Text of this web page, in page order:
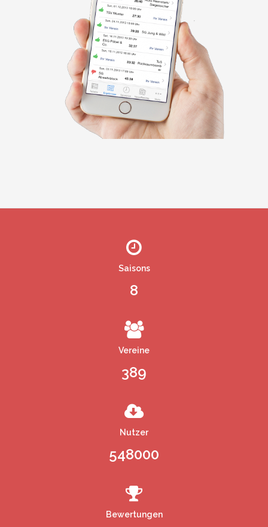
Saisons
8
Vereine
389
Nutzer
548000
Bewertungen